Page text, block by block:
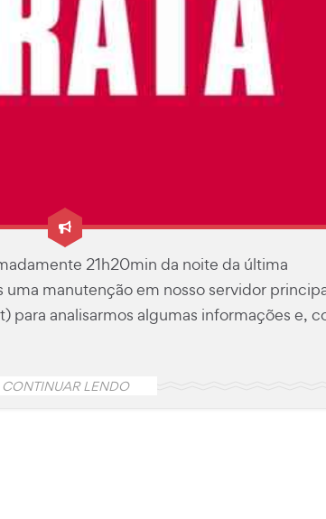
21h20min da noite da última
manutenção em nosso servidor
para analisarmos algumas informações e,
CONTINUAR LENDO